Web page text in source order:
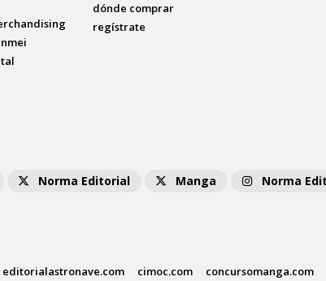
dónde comprar
regístrate
Norma Editorial Manga
Norma
editorialastronave.com cimoc.com concursomanga.com